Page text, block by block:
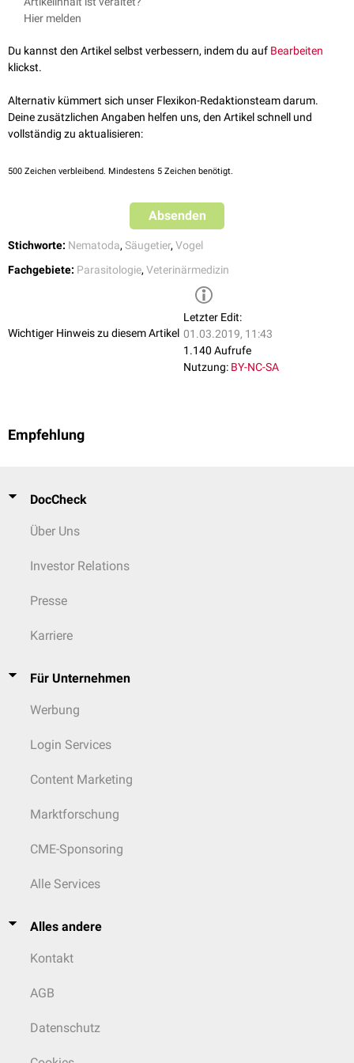
Fischen lebt und zoonotisches
Peter. Lehrbuch der Parasitologie für die Tiermedizin. 2., vollständig
Hier melden
Du kannst den Artikel selbst verbessern, indem du auf Bearbeiten
klickst.
Alternativ kümmert sich unser Flexikon-Redaktionsteam darum.
Deine zusätzlichen Angaben helfen uns, den Artikel schnell und
vollständig zu aktualisieren:
500 Zeichen verbleibend. Mindestens 5 Zeichen benötigt.
Absenden
Stichworte: Nematoda, Säugetier, Vogel
Fachgebiete: Parasitologie, Veterinärmedizin
Wichtiger Hinweis zu diesem Artikel
Letzter Edit:
01.03.2019, 11:43
1.140 Aufrufe
Nutzung: BY-NC-SA
Empfehlung
DocCheck
Über Uns
Investor Relations
Presse
Karriere
Für Unternehmen
Werbung
Login Services
Content Marketing
Marktforschung
CME-Sponsoring
Alle Services
Alles andere
Kontakt
AGB
Datenschutz